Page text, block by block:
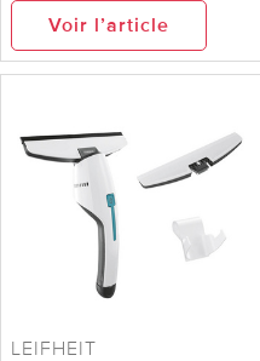
Voir l’article
LEIFHEIT